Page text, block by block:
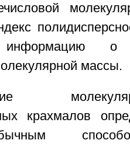
информацию
массы.
крахмалов